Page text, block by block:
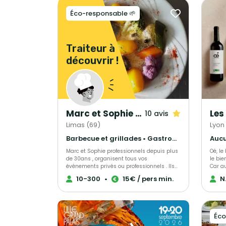
Traiteur à
découvrir !
Éco-responsable 🌱
Marc et Sophie Traiteur Cuisine & Services 10 avis
Limas (69)
Barbecue et grillades • Gastronomique • Français Traditionnel
Marc et Sophie professionnels depuis plus
de 30ans , organisent tous vos
événements privés ou professionnels . Ils
répondront à toutes vos demandes et
attentes . Ils seront attentifs à vos envies,
de qualité, des viandes fraiches et
françaises pour une cuisine maison.
10-300 • 15€ / pers min.
Oé,
le
Car
de
vous ! Ce que vous allez déboucher
Oé :